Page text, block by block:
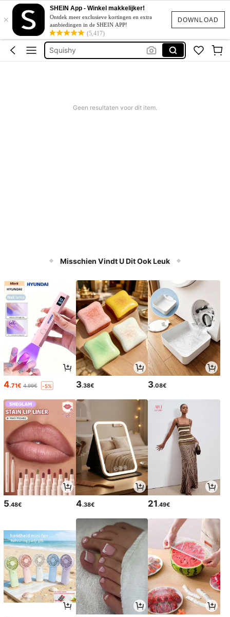
DOWNLOAD
×
SHEIN App - Winkel makkelijker!
Ontdek meer exclusieve kortingen en extra
aanbiedingen in de SHEIN APP!
(5,417)
Corrigerend Badpak
Katoen
Squishy
Bikini
Geen resultaten voor dit item.
Misschien Vindt U Dit Ook Leuk
4.71€ 4.99€ -5% 3.38€ 3.08€
5.48€ 4.38€ 21.49€